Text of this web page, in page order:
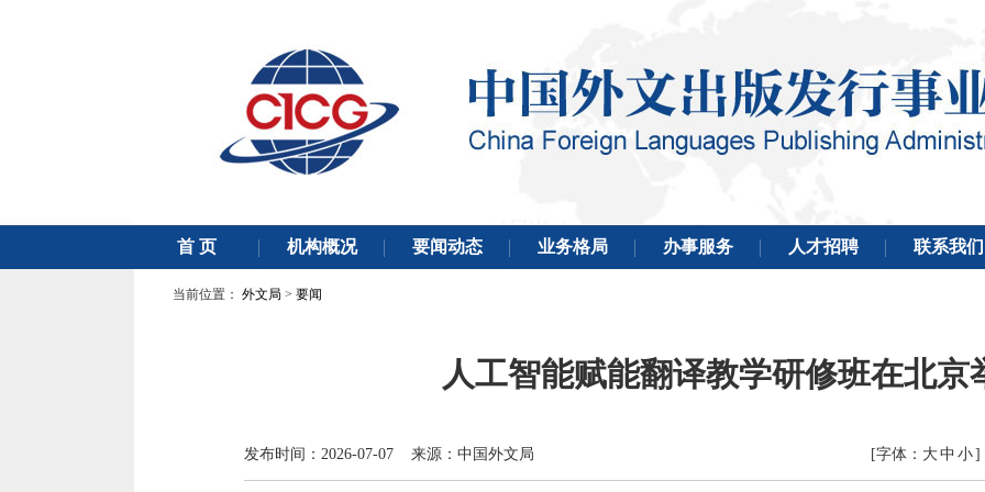
当前位置： 外文局 > 要闻
人工智能赋能翻译教学研修班在北京
发布时间：2026-07-07 来源：中国外文局 [字体： 大中 小]